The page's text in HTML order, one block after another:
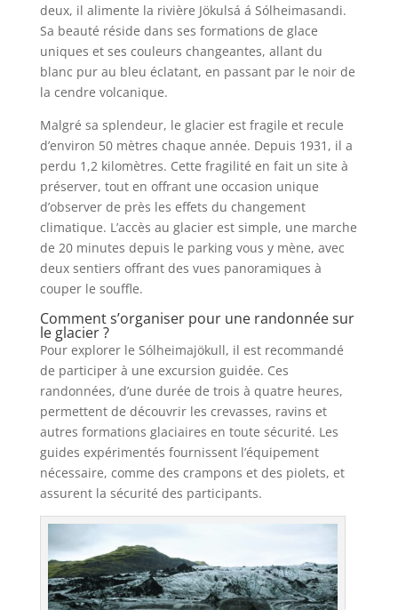
deux, il alimente la rivière Jökulsá á Sólheimasandi.
Sa beauté réside dans ses formations de glace
uniques et ses couleurs changeantes, allant du
blanc pur au bleu éclatant, en passant par le noir de
la cendre volcanique.
Malgré sa splendeur, le glacier est fragile et recule
d’environ 50 mètres chaque année. Depuis 1931, il a
perdu 1,2 kilomètres. Cette fragilité en fait un site à
préserver, tout en offrant une occasion unique
d’observer de près les effets du changement
climatique. L’accès au glacier est simple, une marche
de 20 minutes depuis le parking vous y mène, avec
deux sentiers offrant des vues panoramiques à
couper le souffle.
Comment s’organiser pour une randonnée sur
le glacier ?
Pour explorer le Sólheimajökull, il est recommandé
de participer à une excursion guidée. Ces
randonnées, d’une durée de trois à quatre heures,
permettent de découvrir les crevasses, ravins et
autres formations glaciaires en toute sécurité. Les
guides expérimentés fournissent l’équipement
nécessaire, comme des crampons et des piolets, et
assurent la sécurité des participants.